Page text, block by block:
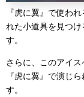
『虎に翼』で使わ
れた小道具を見つ
す。
さらに、このアイ
『虎に翼』で演じ
す。